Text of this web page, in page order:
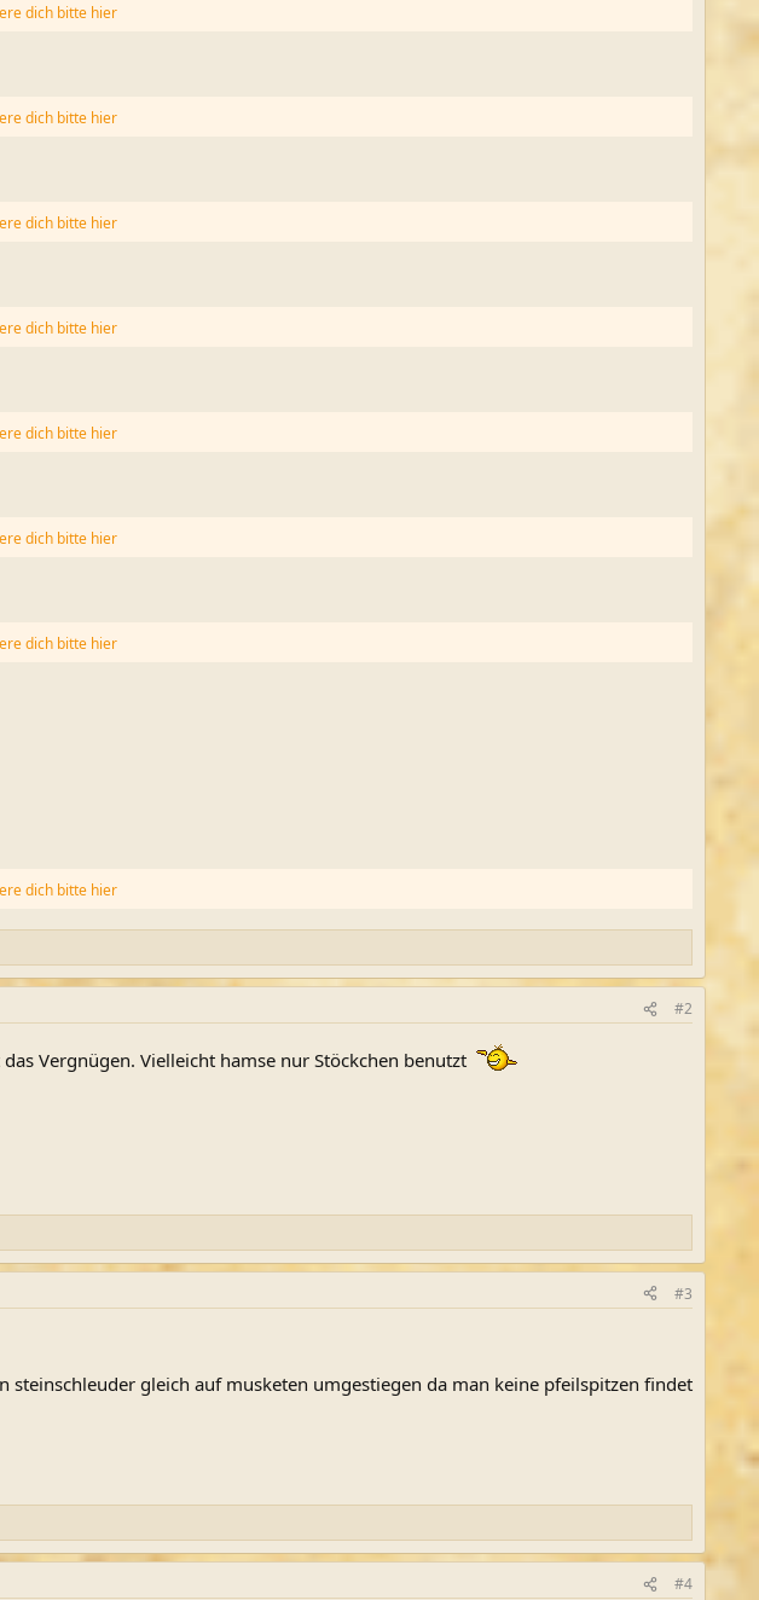
dich bitte hier
dich bitte hier
dich bitte hier
dich bitte hier
dich bitte hier
dich bitte hier
dich bitte hier
dich bitte hier
#2
Vergnügen. Vielleicht hamse nur Stöckchen benutzt
#3
gleich auf musketen umgestiegen da man keine pfeilspitzen findet
#4